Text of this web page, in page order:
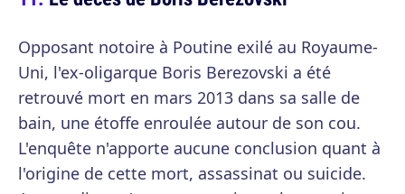
Opposant notoire à Poutine exilé au Royaume-
Uni, l'ex-oligarque Boris Berezovski a été
retrouvé mort en mars 2013 dans sa salle de
bain, une étoffe enroulée autour de son cou.
L'enquête n'apporte aucune conclusion quant à
l'origine de cette mort, assassinat ou suicide.